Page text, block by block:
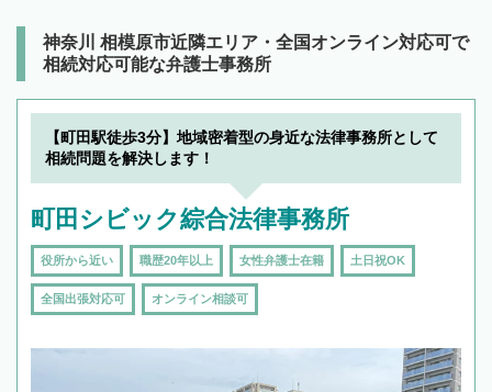
神奈川 相模原市近隣エリア・全国オンライン対応可で
相続対応可能な弁護士事務所
【町田駅徒歩3分】地域密着型の身近な法律事務所として
相続問題を解決します！
町田シビック綜合法律事務所
役所から近い 職歴20年以上 女性弁護士在籍 土日祝OK
全国出張対応可 オンライン相談可